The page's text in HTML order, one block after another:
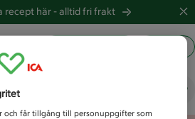
recept här -alltid fri frakt
idag?
och får tillgång till personuppgifter som